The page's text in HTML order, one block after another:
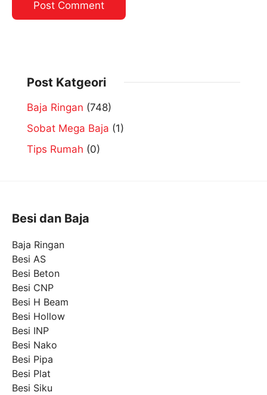
Post Katgeori
Baja Ringan (748)
Sobat Mega Baja (1)
Tips Rumah (0)
Besi dan Baja
Baja Ringan
Besi AS
Besi Beton
Besi CNP
Besi H Beam
Besi Hollow
Besi INP
Besi Nako
Besi Pipa
Besi Plat
Besi Siku